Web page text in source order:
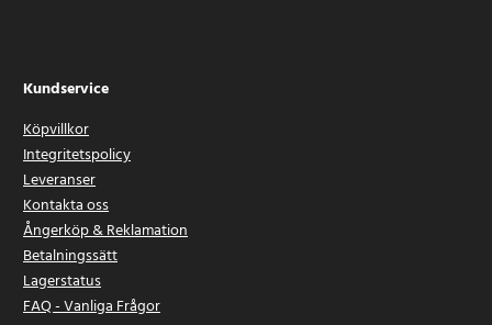
Kundservice
Köpvillkor
Integritetspolicy
Leveranser
Kontakta oss
Ångerköp & Reklamation
Betalningssätt
Lagerstatus
FAQ - Vanliga Frågor